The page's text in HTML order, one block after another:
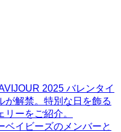
2025 バレンタイ
が解禁。特別な⽇を飾る
ーをご紹介。
ベイビーズのメンバーと